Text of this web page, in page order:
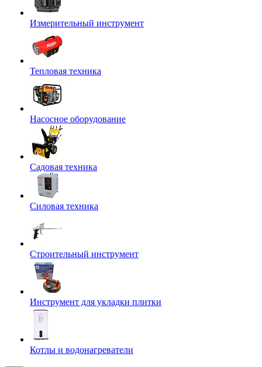
Измерительный инструмент
Тепловая техника
Насосное оборудование
Садовая техника
Силовая техника
Строительный инструмент
Инструмент для укладки плитки
Котлы и водонагреватели